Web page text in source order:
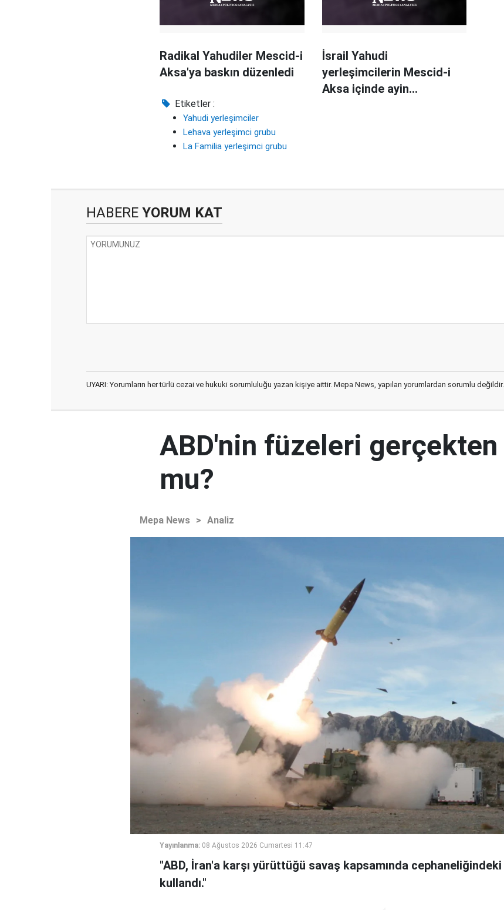
Radikal Yahudiler Mescid-i
Aksa'ya baskın düzenledi
İsrail Yahudi
yerleşimcilerin Mescid-i
Aksa içinde ayin
Etiketler :
Yahudi yerleşimciler
Lehava yerleşimci grubu
La Familia yerleşimci grubu
HABERE YORUM KAT
UYARI: Yorumların her türlü cezai ve hukuki sorumluluğu yazan kişiye aittir. Mepa News, yapılan yorumlardan sorumlu
ABD'nin füzeleri
mu?
Mepa News > Analiz
Yayınlanma: 08 Ağustos 2026 Cumartesi 11:47
"ABD, İran'a karşı yürüttüğü savaş kapsamında
kullandı."